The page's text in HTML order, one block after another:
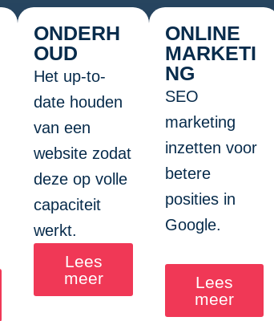
ONDERH
OUD
Het up-to-
date houden
van een
website zodat
deze op volle
capaciteit
werkt.
Lees
meer
ONLINE
MARKETI
NG
SEO
marketing
inzetten voor
betere
posities in
Google.
Lees
meer